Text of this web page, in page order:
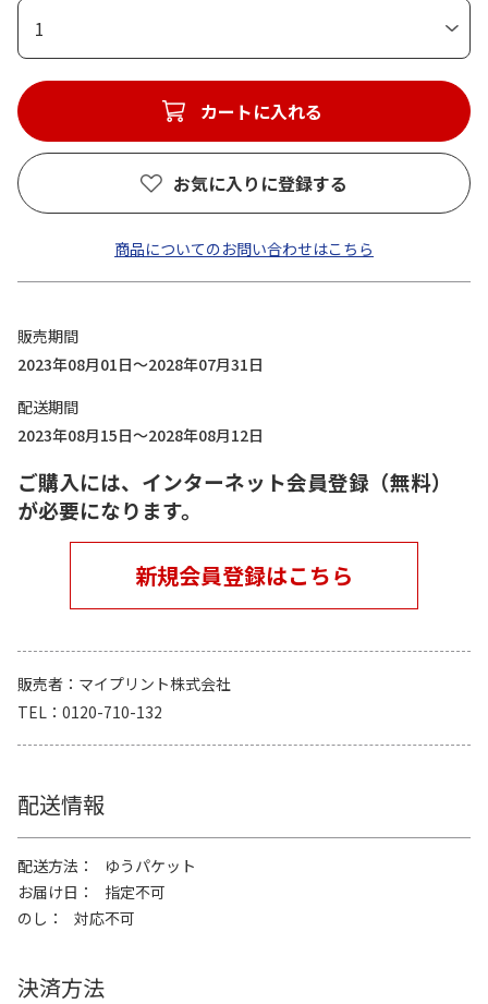
1
カートに入れる
お気に入りに登録する
商品についてのお問い合わせはこちら
販売期間
2023年08月01日～2028年07月31日
配送期間
2023年08月15日～2028年08月12日
ご購入には、インターネット会員登録（無料）
が必要になります。
新規会員登録はこちら
販売者
マイプリント株式会社
TEL
0120-710-132
配送情報
配送方法
ゆうパケット
お届け日
指定不可
のし
対応不可
決済方法